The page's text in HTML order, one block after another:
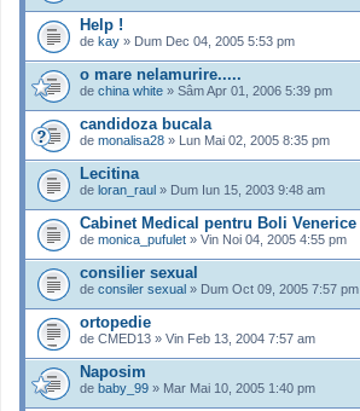
Help !
de kay » Dum Dec 04, 2005 5:53 pm
o mare nelamurire.....
de china white » Sâm Apr 01, 2006 5:39 pm
candidoza bucala
de monalisa28 » Lun Mai 02, 2005 8:35 pm
Lecitina
de loran_raul » Dum Iun 15, 2003 9:48 am
Cabinet Medical pentru Boli Venerice
de monica_pufulet » Vin Noi 04, 2005 4:55 pm
consilier sexual
de consiler sexual » Dum Oct 09, 2005 7:57 pm
ortopedie
de CMED13 » Vin Feb 13, 2004 7:57 am
Naposim
de baby_99 » Mar Mai 10, 2005 1:40 pm